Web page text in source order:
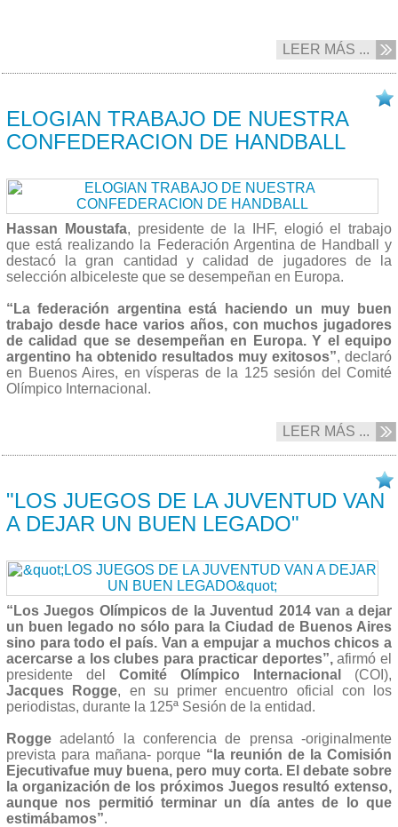
LEER MÁS ...
ELOGIAN TRABAJO DE NUESTRA
CONFEDERACION DE HANDBALL
Hassan Moustafa, presidente de la IHF, elogió el trabajo
que está realizando la Federación Argentina de Handball y
destacó la gran cantidad y calidad de jugadores de la
selección albiceleste que se desempeñan en Europa.
“La federación argentina está haciendo un muy buen
trabajo desde hace varios años, con muchos jugadores
de calidad que se desempeñan en Europa. Y el equipo
argentino ha obtenido resultados muy exitosos”, declaró
en Buenos Aires, en vísperas de la 125 sesión del Comité
Olímpico Internacional.
LEER MÁS ...
"LOS JUEGOS DE LA JUVENTUD VAN
A DEJAR UN BUEN LEGADO"
“Los Juegos Olímpicos de la Juventud 2014 van a dejar
un buen legado no sólo para la Ciudad de Buenos Aires
sino para todo el país. Van a empujar a muchos chicos a
acercarse a los clubes para practicar deportes”,afirmó el
presidente del Comité Olímpico Internacional
(COI),
Jacques Rogge, en su primer encuentro oficial con los
periodistas, durante la 125ª Sesión de la entidad.
Rogge adelantó la conferencia de prensa -originalmente
prevista para mañana- porque “la reunión de la Comisión
Ejecutivafue muy buena, pero muy corta. El debate sobre
la organización de los próximos Juegos resultó extenso,
aunque nos permitió terminar un día antes de lo que
estimábamos”.